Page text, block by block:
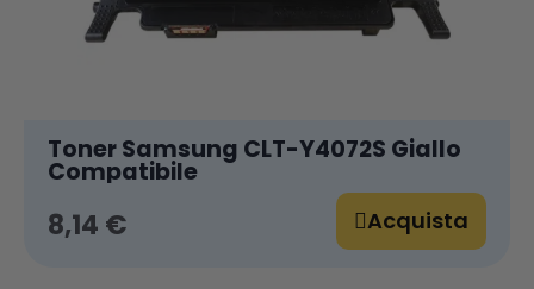
Toner Samsung CLT-Y4072S Giallo
Compatibile
8,14 € Acquista